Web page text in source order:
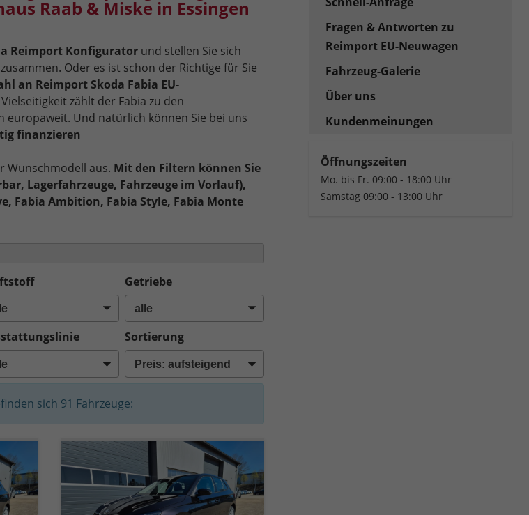
Raab & Miske in Essingen
Reimport Konfiguratorund stellen Sie sich
Oder es ist schon der Richtige für Sie
an Reimport Skoda Fabia EU-
zählt der Fabia zu den
europaweit. Und natürlich können Sie bei uns
finanzieren
Wunschmodell aus. Mit den Filtern können Sie
Lagerfahrzeuge, Fahrzeuge im Vorlauf),
Fabia Ambition, Fabia Style, Fabia Monte
Getriebe
Sortierung
sich 91 Fahrzeuge:
Fragen & Antworten zu
Reimport EU-Neuwagen
Fahrzeug-Galerie
Über uns
Kundenmeinungen
Öffnungszeiten
Mo. bis Fr. 09:00 - 18:00 Uhr
Samstag 09:00 - 13:00 Uhr